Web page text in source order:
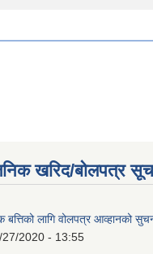
खरिद/बोलपत्र
बत्तिको लागि वोलपत्र आव्हानको
27/2020 - 13:55